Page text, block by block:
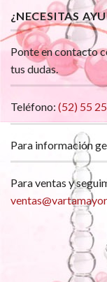
¿NECESITAS
Ponte en contacto
tus dudas.
Teléfono: (52) 55
Para información
Para ventas y